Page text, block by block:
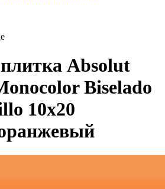
Absolut
Biselado
10x20